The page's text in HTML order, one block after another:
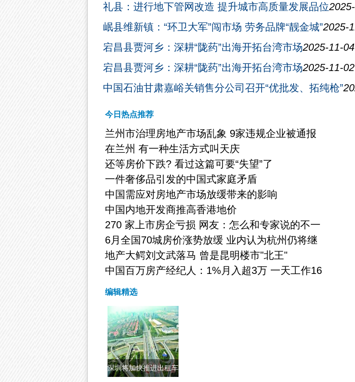
礼县：进行地下管网改造 提升城市高质量发展品位
岷县维新镇：“环卫大军”闯市场 劳务品牌“靓金城”2025-
宕昌县贾河乡：深耕“陇药”出海开拓台湾市场2025-11-
宕昌县贾河乡：深耕“陇药”出海开拓台湾市场2025-11-
中国石油甘肃嘉峪关销售分公司召开“优批发、拓纯枪”
今日热点推荐
兰州市治理房地产市场乱象 9家违规企业被通报
在兰州 有一种生活方式叫天庆
还等房价下跌? 看过这篇可要“失望”了
一件奢侈品引发的中国式家庭矛盾
中国需应对房地产市场放缓带来的影响
中国内地开发商推高香港地价
270 家上市房企亏损 网友：怎么和专家说的不一
6月全国70城房价涨势放缓 业内认为杭州仍将继
地产大鳄刘文武落马 曾是昆明楼市"北王"
中国百万房产经纪人：1%月入超3万 一天工作16
编辑精选
深圳将加快推进出租车